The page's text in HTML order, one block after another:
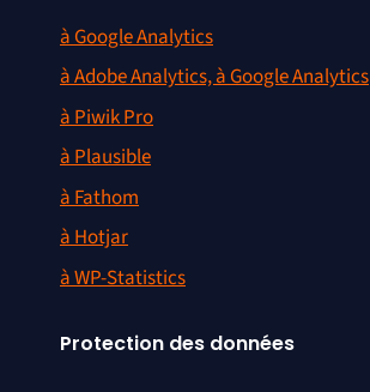
à Google Analytics
à Adobe Analytics, à Google Analytics
à Piwik Pro
à Plausible
à Fathom
à Hotjar
à WP-Statistics
Protection des données